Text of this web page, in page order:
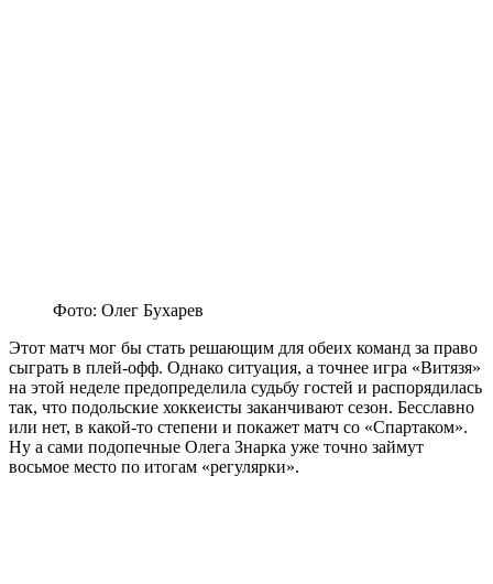
Фото: Олег Бухарев
Этот матч мог бы стать решающим для обеих команд за право
сыграть в плей-офф. Однако ситуация, а точнее игра «Витязя»
на этой неделе предопределила судьбу гостей и распорядилась
так, что подольские хоккеисты заканчивают сезон. Бесславно
или нет, в какой-то степени и покажет матч со «Спартаком».
Ну а сами подопечные Олега Знарка уже точно займут
восьмое место по итогам «регулярки».